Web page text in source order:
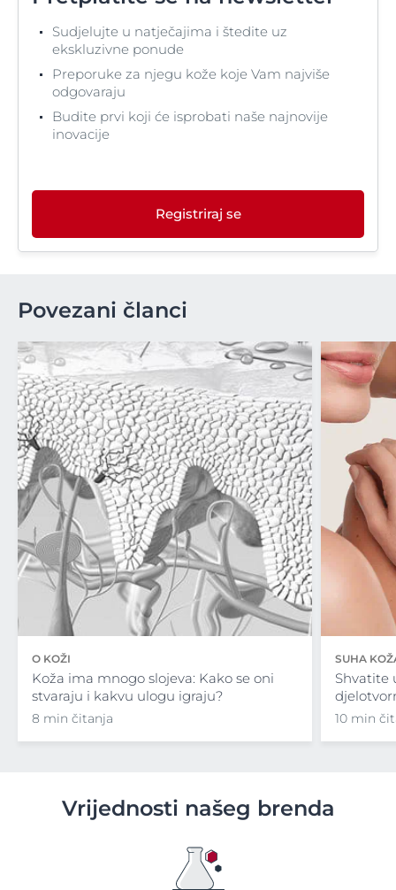
Sudjelujte u natječajima i štedite uz
ekskluzivne ponude
Preporuke za njegu kože koje Vam najviše
odgovaraju
Budite prvi koji će isprobati naše najnovije
inovacije
Registriraj se
Povezani članci
O KOŽI
Koža ima mnogo slojeva: Kako se oni
stvaraju i kakvu ulogu igraju?
8 min čitanja
SUHA
Shvatite
10 min
Vrijednosti našeg brenda